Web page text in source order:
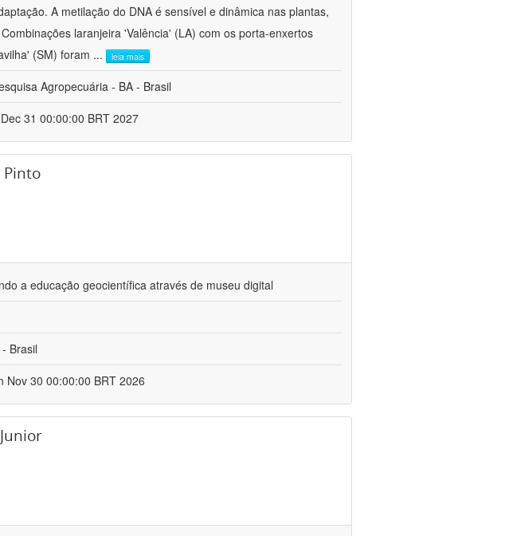
A metilação do DNA é sensível e dinâmica nas plantas,
laranjeira 'Valência' (LA) com os porta-enxertos
(SM) foram ... leia mais
Agropecuária - BA - Brasil
31 00:00:00 BRT 2027
Pinto
a educação geocientífica através de museu digital
Brasil
Nov 30 00:00:00 BRT 2026